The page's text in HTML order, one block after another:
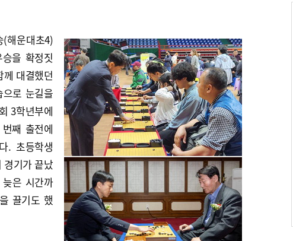
해운대초4)
을 확정짓
대결했던
로 눈길을
3학년부에
째 출전에
. 초등학생
기가 끝났
은 시간까
끌기도 했